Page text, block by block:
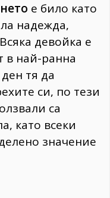
е било като
надежда,
девойка е
в най-ранна
тя да
си, по тези
са
като всеки
значение